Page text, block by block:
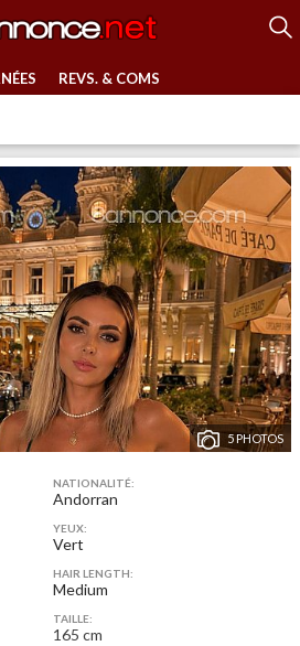
REVS. & COMS
5 PHOTOS
NATIONALITÉ:
Andorran
YEUX:
Vert
HAIR LENGTH:
Medium
TAILLE:
165 cm